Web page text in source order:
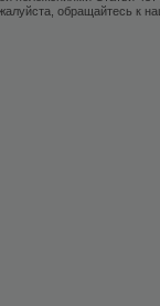
обращайтесь к